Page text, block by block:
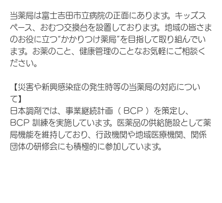
当薬局は富士吉田市立病院の正面にあります。キッズス
ペース、おむつ交換台を設置しております。地域の皆さま
のお役に立つ“かかりつけ薬局”を目指して取り組んでい
ます。お薬のこと、健康管理のことなお気軽にご相談く
ださい。
【災害や新興感染症の発生時等の当薬局の対応につい
て】
日本調剤では、事業継続計画（ BCP ）を策定し、
BCP 訓練を実施しています。医薬品の供給施設として薬
局機能を維持しており、行政機関や地域医療機関、関係
団体の研修会にも積極的に参加しています。